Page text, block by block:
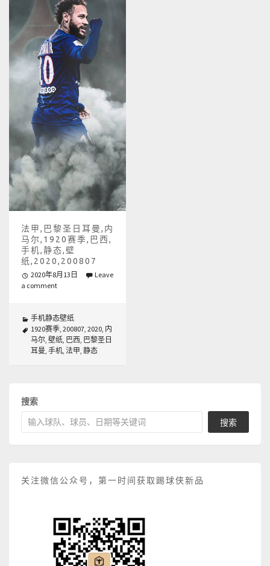
法甲,巴黎圣日耳曼,内
马尔,1920赛季,巴西,
手机,静态,壁
纸,2020,200807
2020年8月13日
Leave
a comment
手机静态壁纸
1920赛季, 200807, 2020, 内
马尔, 壁纸, 巴西, 巴黎圣日
耳曼, 手机, 法甲, 静态
搜索
搜索
关注微信公众号，第一时间获取踢球侠新品